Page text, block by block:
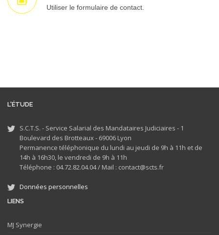
Utiliser le formulaire de contact.
L'ÉTUDE
S.C.T.S. - Service Salarial des Mandataires Judiciaires - 1
Boulevard des Brotteaux - 69006 Lyon
Permanence téléphonique du lundi au jeudi de 9h à 11h et de
14h à 16h30, le vendredi de 9h à 11h
Téléphone : 04.72.82.04.04 / Mail : contact@scts.fr
Données personnelles
LIENS
MJ Synergie